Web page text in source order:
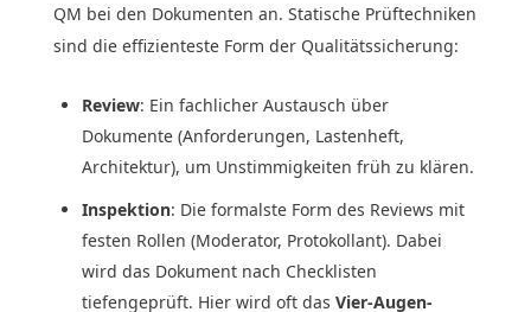
QM bei den Dokumenten an. Statische Prüftechniken
sind die effizienteste Form der Qualitätssicherung:
Review: Ein fachlicher Austausch über
Dokumente (Anforderungen, Lastenheft,
Architektur), um Unstimmigkeiten früh zu klären.
Inspektion: Die formalste Form des Reviews mit
festen Rollen (Moderator, Protokollant). Dabei
wird das Dokument nach Checklisten
tiefengeprüft. Hier wird oft das Vier-Augen-